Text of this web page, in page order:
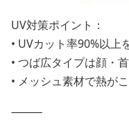
UV対策ポイント：
• UVカット率90%以上
• つば広タイプは顔・
• メッシュ素材で熱が
⸻